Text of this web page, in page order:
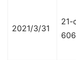
2021/3/31
21-